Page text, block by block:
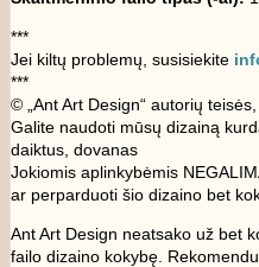
***
Jei kiltų problemų, susisiekite
***
© „Ant Art Design“ autorių teisės,
Galite naudoti mūsų dizainą
daiktus, dovanas
Jokiomis aplinkybėmis
ar perparduoti šio dizaino bet
Ant Art Design neatsako už bet
failo dizaino kokybę.